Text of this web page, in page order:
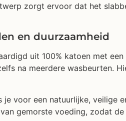
zorgt ervoor dat het
en duurzaamheid
uit 100% katoen met
na meerdere wasbeurten.
je voor een natuurlijke,
gemorste voeding, zodat